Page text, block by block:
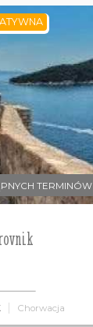
TERMINÓW
Chorwacja